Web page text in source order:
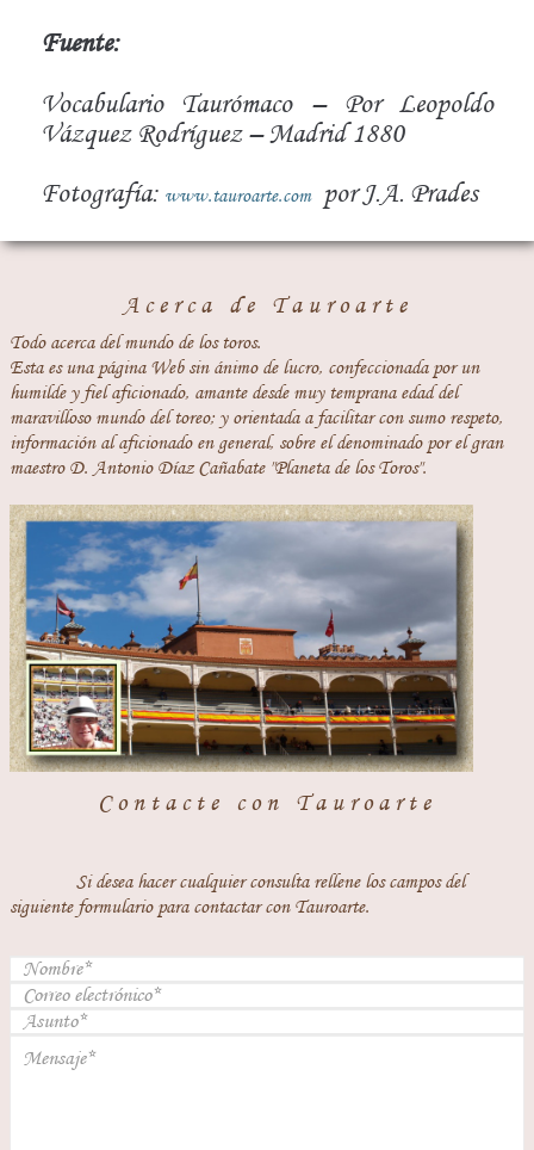
Fuente:
Vocabulario Taurómaco – Por Leopoldo
Vázquez Rodríguez – Madrid 1880
Fotografía: www.tauroarte.com por J.A. Prades
Acerca de Tauroarte
Todo acerca del mundo de los toros.
Esta es una página Web sin ánimo de lucro, confeccionada por un
humilde y fiel aficionado, amante desde muy temprana edad del
maravilloso mundo del toreo; y orientada a facilitar con sumo respeto,
información al aficionado en general, sobre el denominado por el gran
maestro D. Antonio Díaz Cañabate "Planeta de los Toros".
Contacte con Tauroarte
Si desea hacer cualquier consulta rellene los campos del
siguiente formulario para contactar con Tauroarte.